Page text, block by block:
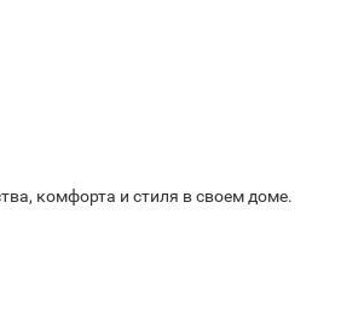
комфорта и стиля в своем доме.